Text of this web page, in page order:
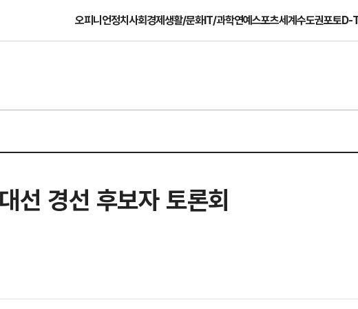
오피니언정치사회경제생활/문화IT/과학연예스포츠세계수도권포토D-
선 경선 후보자 토론회